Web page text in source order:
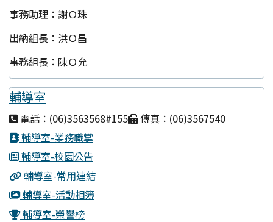
事務助理：謝Ｏ珠
出納組長：洪Ｏ昌
事務組長：陳Ｏ允
輔導室
電話：(06)3563568#155
傳真：(06)3567540
輔導室-業務職掌
輔導室-校園公告
輔導室-常用連結
輔導室-活動相簿
輔導室-榮譽榜